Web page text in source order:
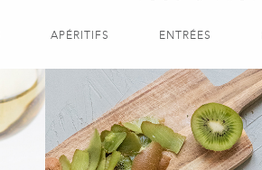
APÉRITIFS ENTRÉES